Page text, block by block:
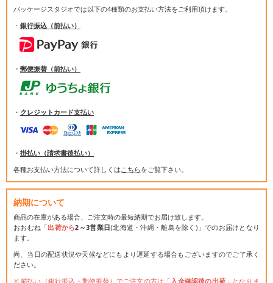
パッケージスタジオでは以下の4種類のお支払い方法をご利用頂けます。
・ 銀行振込（前払い）
・ 郵便振替（前払い）
・ クレジットカード支払い
・ 掛払い（請求書後払い）
各種お支払い方法について詳しくは こちらをご覧下さい。
納期について
商品の在庫がある場合、ご注文時の最短納期でお届け致します。
おおむね「出荷から2～3営業日(北海道・沖縄・離島を除く)」でのお届けとなり
ます。
尚、当日の配送状況や天候などにもより遅延する場合もございますのでご了承く
ださい。
前払い（銀行振込・郵便振替）でご注文の方は「 入金確認後の出荷 」となりま